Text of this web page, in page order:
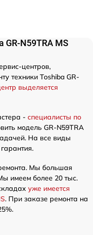
N59TRA MS
центров,
техники Toshiba GR-
выделяется
- специалисты по
модель GR-N59TRA
На все виды
Мы большая
имеем более 20 тыс.
уже имеется
. При заказе ремонта на